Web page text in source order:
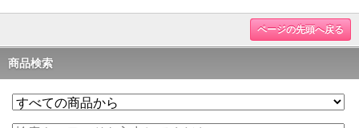
ページの先頭へ戻る
商品検索